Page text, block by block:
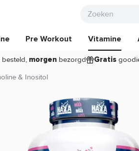
Pre Workout Vitamine
besteld, morgenbezorgd Gratis
& Inositol